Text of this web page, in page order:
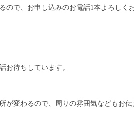
ので、お申し込みのお電話1本よろしく
お待ちしています。
が変わるので、周りの雰囲気などもお伝